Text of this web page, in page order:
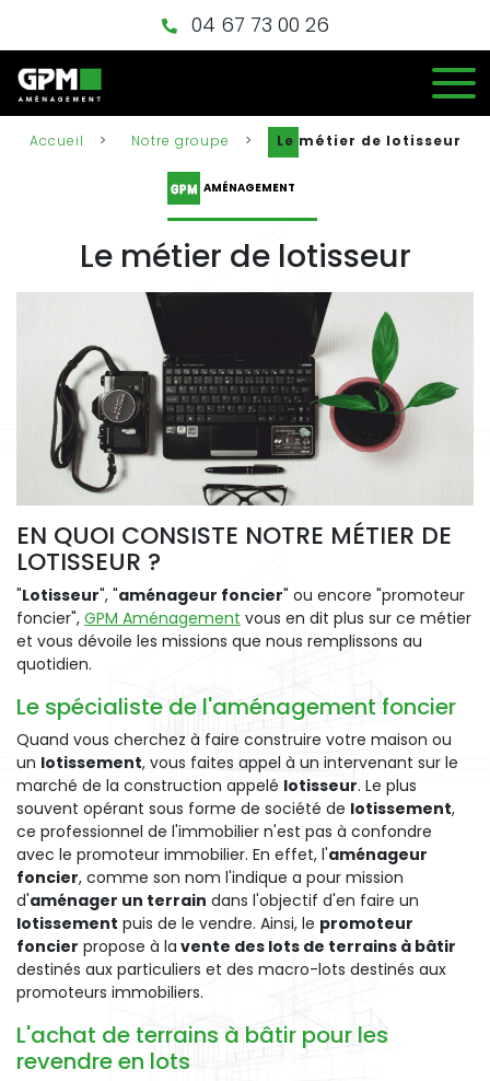
04 67 73 00 26
Accueil > Notre groupe > Le métier de lotisseur
AMÉNAGEMENT
Le métier de lotisseur
EN QUOI CONSISTE NOTRE MÉTIER DE
LOTISSEUR ?
"Lotisseur", "aménageur foncier" ou encore "promoteur
foncier", GPM Aménagement vous en dit plus sur ce métier
et vous dévoile les missions que nous remplissons au
quotidien.
Le spécialiste de l'aménagement foncier
Quand vous cherchez à faire construire votre maison ou
un lotissement, vous faites appel à un intervenant sur le
marché de la construction appelé lotisseur. Le plus
souvent opérant sous forme de société de lotissement,
ce professionnel de l'immobilier n'est pas à confondre
avec le promoteur immobilier. En effet, l'aménageur
foncier, comme son nom l'indique a pour mission
d'aménager un terrain dans l'objectif d'en faire un
lotissement puis de le vendre. Ainsi, le promoteur
foncier propose à la vente des lots de terrains à bâtir
destinés aux particuliers et des macro-lots destinés aux
promoteurs immobiliers.
L'achat de terrains à bâtir pour les
revendre en lots